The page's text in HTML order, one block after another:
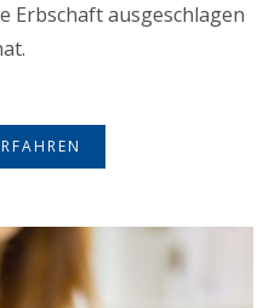
Erbschaft ausgeschlagen